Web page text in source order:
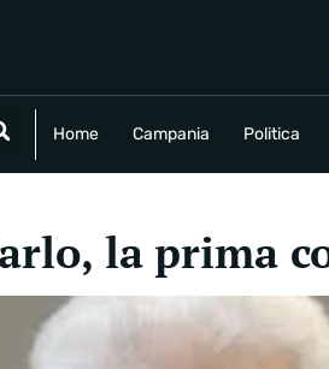
Home Campania Politica
Politica Economia
la prima